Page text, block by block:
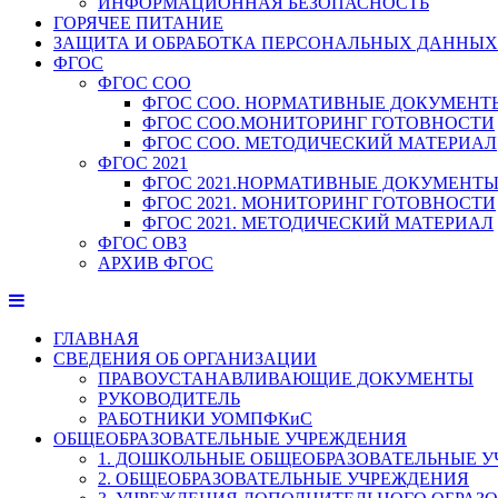
ГОРЯЧЕЕ ПИТАНИЕ
ЗАЩИТА И ОБРАБОТКА ПЕРСОНАЛЬНЫХ ДАННЫХ
ФГОС
ФГОС СОО
ФГОС СОО. НОРМАТИВНЫЕ
ФГОС СОО.МОНИТОРИНГ ГОТОВНОСТИ
ФГОС СОО. МЕТОДИЧЕСКИЙ МАТЕРИАЛ
ФГОС 2021
ФГОС 2021.НОРМАТИВНЫЕ ДОКУМЕНТЫ
ФГОС 2021. МОНИТОРИНГ ГОТОВНОСТИ
ФГОС 2021. МЕТОДИЧЕСКИЙ МАТЕРИАЛ
ФГОС ОВЗ
АРХИВ ФГОС
ГЛАВНАЯ
СВЕДЕНИЯ ОБ ОРГАНИЗАЦИИ
ПРАВОУСТАНАВЛИВАЮЩИЕ ДОКУМЕНТЫ
РУКОВОДИТЕЛЬ
РАБОТНИКИ УОМПФКиС
ОБЩЕОБРАЗОВАТЕЛЬНЫЕ УЧРЕЖДЕНИЯ
1. ДОШКОЛЬНЫЕ ОБЩЕОБРАЗОВАТЕЛЬНЫЕ
2. ОБЩЕОБРАЗОВАТЕЛЬНЫЕ УЧРЕЖДЕНИЯ